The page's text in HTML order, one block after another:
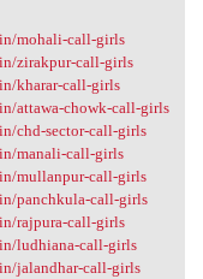
mohali-call-girls
zirakpur-call-girls
kharar-call-girls
attawa-chowk-call-girls
chd-sector-call-girls
manali-call-girls
mullanpur-call-girls
panchkula-call-girls
rajpura-call-girls
ludhiana-call-girls
jalandhar-call-girls